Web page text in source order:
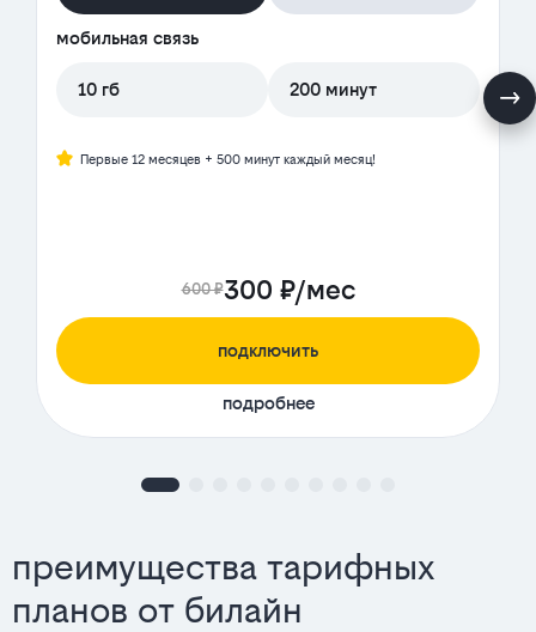
мобильная связь
10 гб 200 минут
Первые 12 месяцев + 500 минут каждый месяц!
600 ₽300 ₽/мес
подключить
подробнее
преимущества тарифных
планов от билайн